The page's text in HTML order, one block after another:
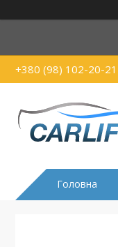
+380 (98) 102-20-21
Головна